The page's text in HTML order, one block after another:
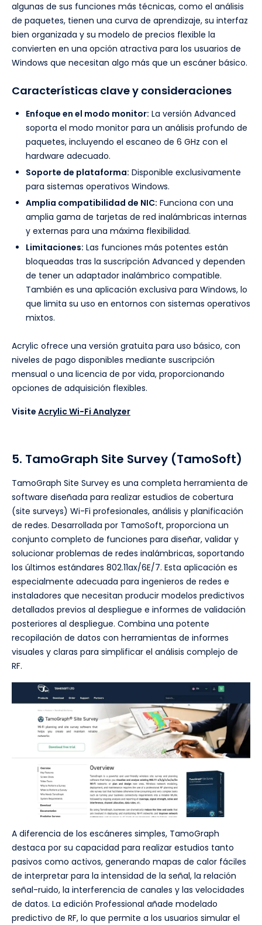
algunas de sus funciones más técnicas, como el análisis
de paquetes, tienen una curva de aprendizaje, su interfaz
bien organizada y su modelo de precios flexible la
convierten en una opción atractiva para los usuarios de
Windows que necesitan algo más que un escáner básico.
Características clave y consideraciones
Enfoque en el modo monitor: La versión Advanced
soporta el modo monitor para un análisis profundo de
paquetes, incluyendo el escaneo de 6 GHz con el
hardware adecuado.
Soporte de plataforma: Disponible exclusivamente
para sistemas operativos Windows.
Amplia compatibilidad de NIC: Funciona con una
amplia gama de tarjetas de red inalámbricas internas
y externas para una máxima flexibilidad.
Limitaciones: Las funciones más potentes están
bloqueadas tras la suscripción Advanced y dependen
de tener un adaptador inalámbrico compatible.
También es una aplicación exclusiva para Windows, lo
que limita su uso en entornos con sistemas operativos
mixtos.
Acrylic ofrece una versión gratuita para uso básico, con
niveles de pago disponibles mediante suscripción
mensual o una licencia de por vida, proporcionando
opciones de adquisición flexibles.
Visite Acrylic Wi-Fi Analyzer
5. TamoGraph Site Survey (TamoSoft)
TamoGraph Site Survey es una completa herramienta de
software diseñada para realizar estudios de cobertura
(site surveys) Wi-Fi profesionales, análisis y planificación
de redes. Desarrollada por TamoSoft, proporciona un
conjunto completo de funciones para diseñar, validar y
solucionar problemas de redes inalámbricas, soportando
los últimos estándares 802.11ax/6E/7. Esta aplicación es
especialmente adecuada para ingenieros de redes e
instaladores que necesitan producir modelos predictivos
detallados previos al despliegue e informes de validación
posteriores al despliegue. Combina una potente
recopilación de datos con herramientas de informes
visuales y claras para simplificar el análisis complejo de
RF.
A diferencia de los escáneres simples, TamoGraph
destaca por su capacidad para realizar estudios tanto
pasivos como activos, generando mapas de calor fáciles
de interpretar para la intensidad de la señal, la relación
señal-ruido, la interferencia de canales y las velocidades
de datos. La edición Professional añade modelado
predictivo de RF, lo que permite a los usuarios simular el